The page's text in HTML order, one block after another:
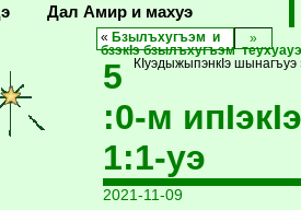
Дал Амир и махуэ
« Бзылъхугъэм и
бзэкIэ бзылъхугъэм
КIуэдыжыпэнкIэ шынагъуэ
5
:0-м
1:1-уэ
2021-11-09